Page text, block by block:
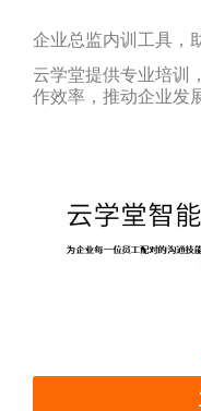
企业总监内训工具，
云学堂提供专业培训
作效率，推动企业发